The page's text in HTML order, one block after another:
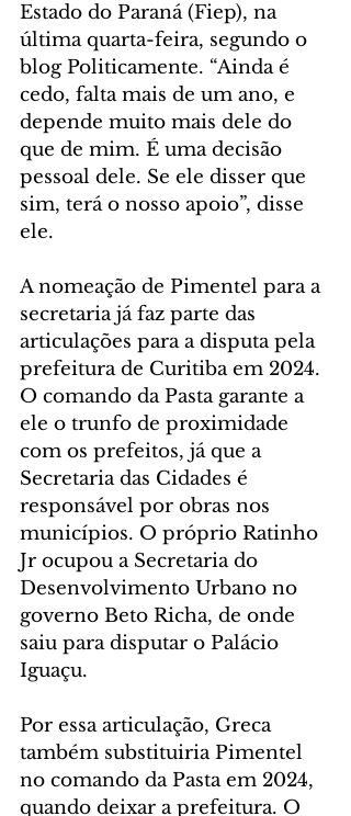
Estado do Paraná (Fiep), na
última quarta-feira, segundo o
blog Politicamente. “Ainda é
cedo, falta mais de um ano, e
depende muito mais dele do
que de mim. É uma decisão
pessoal dele. Se ele disser que
sim, terá o nosso apoio”, disse
ele.
A nomeação de Pimentel para a
secretaria já faz parte das
articulações para a disputa pela
prefeitura de Curitiba em 2024.
O comando da Pasta garante a
ele o trunfo de proximidade
com os prefeitos, já que a
Secretaria das Cidades é
responsável por obras nos
municípios. O próprio Ratinho
Jr ocupou a Secretaria do
Desenvolvimento Urbano no
governo Beto Richa, de onde
saiu para disputar o Palácio
Iguaçu.
Por essa articulação, Greca
também substituiria Pimentel
no comando da Pasta em 2024,
quando deixar a prefeitura. O